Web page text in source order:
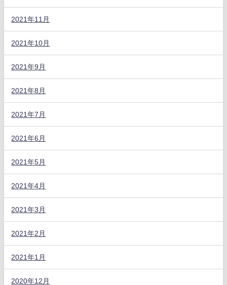
2021年11月
2021年10月
2021年9月
2021年8月
2021年7月
2021年6月
2021年5月
2021年4月
2021年3月
2021年2月
2021年1月
2020年12月